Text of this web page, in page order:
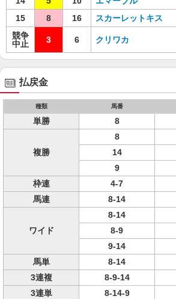
15
8 16 スカーレットキス
競争
中止
3 6 クリワカ
払戻金
種類 馬番
単勝 8
複勝
8
14
9
枠連
4-7
馬連
8-14
ワイド
8-14
8-9
9-14
馬単
8-14
3連複
8-9-14
3連単
8-14-9